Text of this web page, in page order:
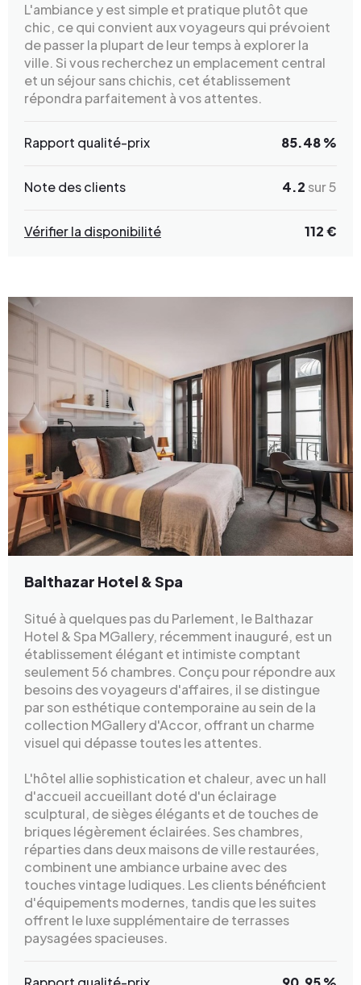
L'ambiance y est simple et pratique plutôt que
chic, ce qui convient aux voyageurs qui prévoient
de passer la plupart de leur temps à explorer la
ville. Si vous recherchez un emplacement central
et un séjour sans chichis, cet établissement
répondra parfaitement à vos attentes.
Rapport qualité-prix 85.48 %
Note des clients 4.2 sur 5
Vérifier la disponibilité 112 €
Balthazar Hotel & Spa
Situé à quelques pas du Parlement, le Balthazar
Hotel & Spa MGallery, récemment inauguré, est un
établissement élégant et intimiste comptant
seulement 56 chambres. Conçu pour répondre aux
besoins des voyageurs d'affaires, il se distingue
par son esthétique contemporaine au sein de la
collection MGallery d'Accor, offrant un charme
visuel qui dépasse toutes les attentes.
L'hôtel allie sophistication et chaleur, avec un hall
d'accueil accueillant doté d'un éclairage
sculptural, de sièges élégants et de touches de
briques légèrement éclairées. Ses chambres,
réparties dans deux maisons de ville restaurées,
combinent une ambiance urbaine avec des
touches vintage ludiques. Les clients bénéficient
d'équipements modernes, tandis que les suites
offrent le luxe supplémentaire de terrasses
paysagées spacieuses.